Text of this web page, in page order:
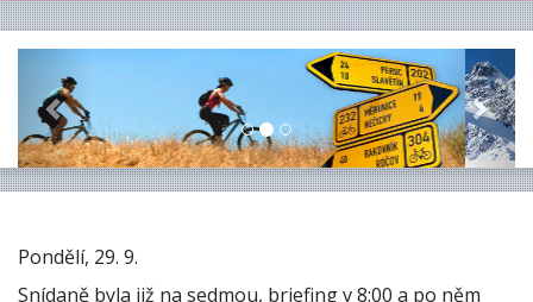
Next
Pondělí, 29. 9.
Snídaně byla již na sedmou, briefing v 8:00 a po něm